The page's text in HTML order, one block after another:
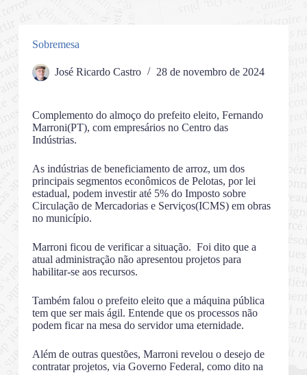
Sobremesa
José Ricardo Castro 28 de novembro de 2024
Complemento do almoço do prefeito eleito, Fernando
Marroni(PT), com empresários no Centro das
Indústrias.
As indústrias de beneficiamento de arroz, um dos
principais segmentos econômicos de Pelotas, por lei
estadual, podem investir até 5% do Imposto sobre
Circulação de Mercadorias e Serviços(ICMS) em obras
no município.
Marroni ficou de verificar a situação. Foi dito que a
atual administração não apresentou projetos para
habilitar-se aos recursos.
Também falou o prefeito eleito que a máquina pública
tem que ser mais ágil. Entende que os processos não
podem ficar na mesa do servidor uma eternidade.
Além de outras questões, Marroni revelou o desejo de
contratar projetos, via Governo Federal, como dito na